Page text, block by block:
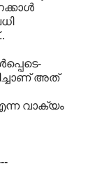
അത്
വാക്യം